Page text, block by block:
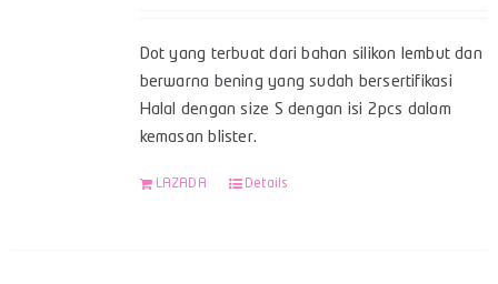
Dot yang terbuat dari bahan silikon lembut dan
berwarna bening yang sudah bersertifikasi
Halal dengan size S dengan isi 2pcs dalam
kemasan blister.
LAZADA Details